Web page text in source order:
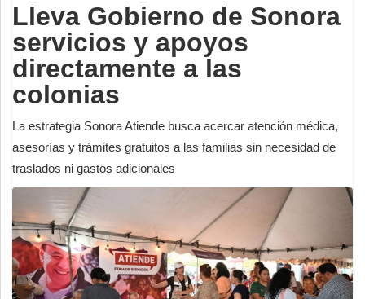
Lleva Gobierno de Sonora
servicios y apoyos
directamente a las
colonias
La estrategia Sonora Atiende busca acercar atención médica,
asesorías y trámites gratuitos a las familias sin necesidad de
traslados ni gastos adicionales